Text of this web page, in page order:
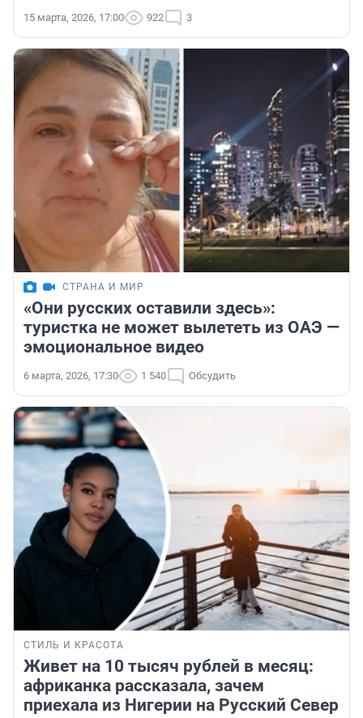
15 марта, 2026, 17:00 922 3
СТРАНА И МИР
«Они русских оставили здесь»:
туристка не может вылететь из ОАЭ —
эмоциональное видео
6 марта, 2026, 17:30 1 540 Обсудить
СТИЛЬ И КРАСОТА
Живет на 10 тысяч рублей в месяц:
африканка рассказала, зачем
приехала из Нигерии на Русский Север